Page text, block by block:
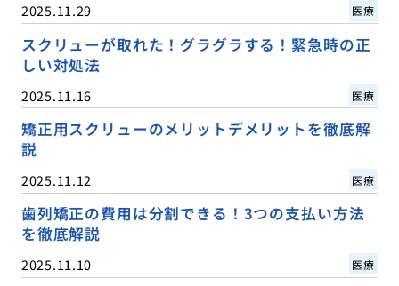
2025.11.29 医療
スクリューが取れた！グラグラする！緊急時の正
しい対処法
2025.11.16 医療
矯正用スクリューのメリットデメリットを徹底解
説
2025.11.12 医療
歯列矯正の費用は分割できる！3つの支払い方法
を徹底解説
2025.11.10 医療